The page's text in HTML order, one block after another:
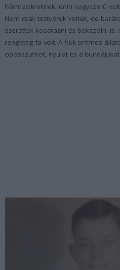
hármasikreknek lenni nagyszerű
Nem csak testvérek voltak, de
szerettek kosarazni és bokszolni
rengeteg fa volt. A fiúk prémes
oposszumot, nyulat és a